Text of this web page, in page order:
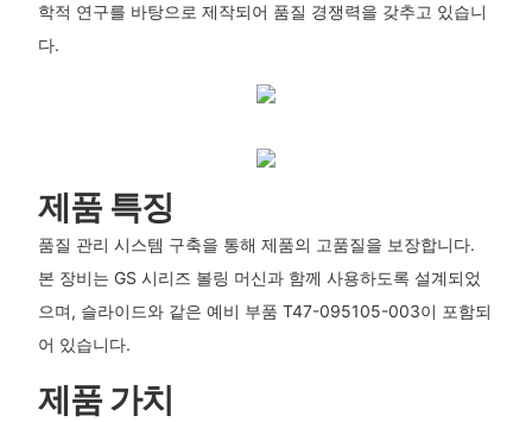
학적 연구를 바탕으로 제작되어 품질 경쟁력을 갖추고 있습니
다.
제품 특징
품질 관리 시스템 구축을 통해 제품의 고품질을 보장합니다.
본 장비는 GS 시리즈 볼링 머신과 함께 사용하도록 설계되었
으며, 슬라이드와 같은 예비 부품 T47-095105-003이 포함되
어 있습니다.
제품 가치